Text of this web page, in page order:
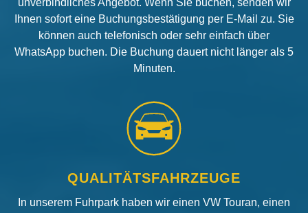
Ihnen sofort eine Buchungsbestätigung per E-Mail zu. Sie
können auch telefonisch oder sehr einfach über
WhatsApp buchen. Die Buchung dauert nicht länger als 5
Minuten.
QUALITÄTSFAHRZEUGE
In unserem Fuhrpark haben wir einen VW Touran, einen